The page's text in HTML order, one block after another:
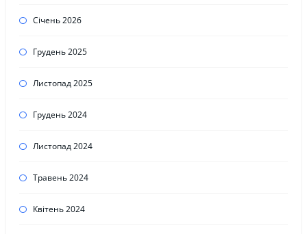
Січень 2026
Грудень 2025
Листопад 2025
Грудень 2024
Листопад 2024
Травень 2024
Квітень 2024